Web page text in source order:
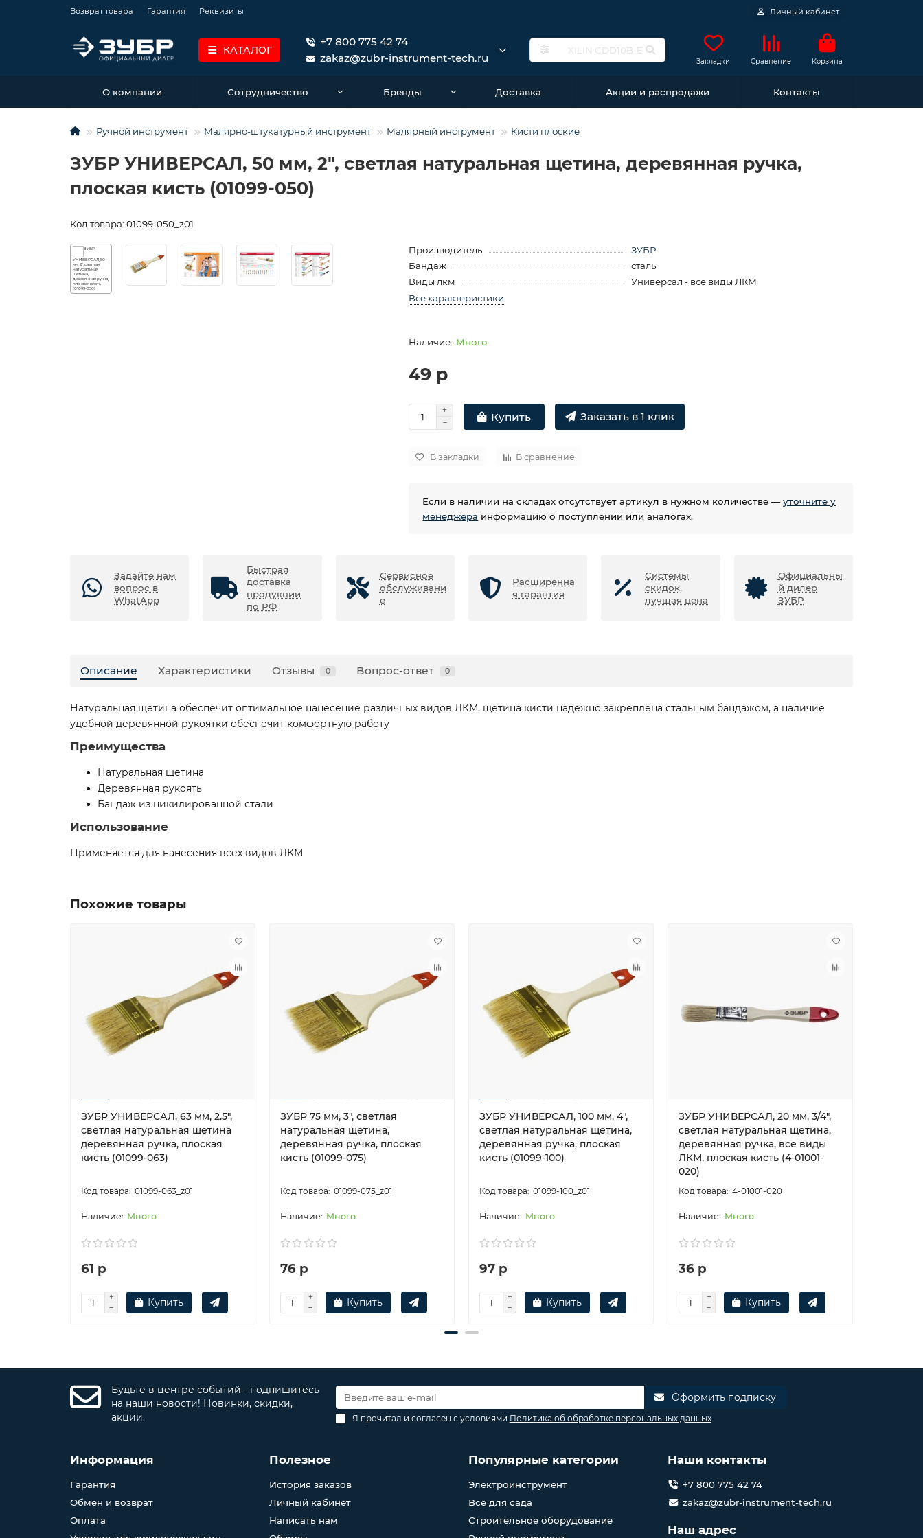
Возврат товара Гарантия Реквизиты Личный кабинет
КАТАЛОГ
+7 800 775 42 74
zakaz@zubr-instrument-tech.ru
Закладки Сравнение Корзина
О компании Сотрудничество Бренды Доставка Акции и распродажи Контакты
Ручной инструмент Малярно-штукатурный инструмент Малярный инструмент Кисти плоские
ЗУБР УНИВЕРСАЛ, 50 мм, 2″, светлая натуральная щетина, деревянная ручка,
плоская кисть (01099-050)
Код товара: 01099-050_z01
Производитель
ЗУБР
Бандаж
сталь
Виды лкм
Универсал - все виды ЛКМ
Все характеристики
Много
49 р
Купить Заказать в 1 клик
В закладки В сравнение
Если в наличии на складах отсутствует артикул в нужном количестве —уточните у
менеджера информацию о поступлении или аналогах.
Задайте нам
вопрос в
WhatApp
Быстрая
доставка
продукции
по РФ
Сервисное
обслуживани
е
Расширенна
я гарантия
Системы
скидок,
лучшая цена
Официальны
й дилер
ЗУБР
Описание Характеристики Отзывы 0 Вопрос-ответ 0
Натуральная щетина обеспечит оптимальное нанесение различных видов ЛКМ, щетина кисти надежно закреплена стальным бандажом, а наличие
удобной деревянной рукоятки обеспечит комфортную работу
Преимущества
Натуральная щетина
Деревянная рукоять
Бандаж из никилированной стали
Использование
Применяется для нанесения всех видов ЛКМ
Похожие товары
ЗУБР УНИВЕРСАЛ, 63 мм, 2.5″,
светлая натуральная щетина
деревянная ручка, плоская
кисть (01099-063)
01099-063_z01
Много
61 р
Купить
ЗУБР 75 мм, 3″, светлая
натуральная щетина,
деревянная ручка, плоская
кисть (01099-075)
01099-075_z01
Много
76 р
Купить
ЗУБР УНИВЕРСАЛ, 100 мм, 4″,
светлая натуральная щетина,
деревянная ручка, плоская
кисть (01099-100)
01099-100_z01
Много
97 р
Купить
ЗУБР УНИВЕРСАЛ, 20 мм, 3/4″,
светлая натуральная щетина,
деревянная ручка, все виды
ЛКМ, плоская кисть (4-01001-
020)
4-01001-020
Много
36 р
Купить
Будьте в центре событий - подпишитесь
на наши новости! Новинки, скидки,
акции.
Оформить подписку
Я прочитал и согласен с условиями Политика об обработке персональных данных
Информация
Гарантия
Обмен и возврат
Оплата
Полезное
История заказов
Личный кабинет
Написать нам
Популярные категории
Электроинструмент
Всё для сада
Строительное оборудование
Наши контакты
+7 800 775 42 74
zakaz@zubr-instrument-tech.ru
Наш адрес